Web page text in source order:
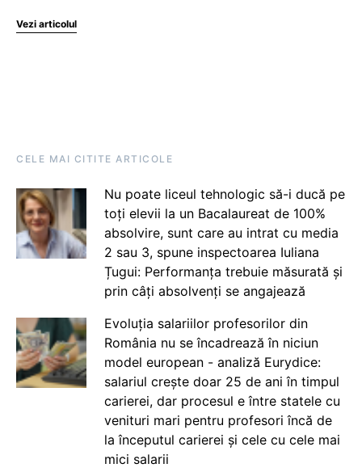
Vezi articolul
CELE MAI CITITE ARTICOLE
Nu poate liceul tehnologic să-i ducă pe
toți elevii la un Bacalaureat de 100%
absolvire, sunt care au intrat cu media
2 sau 3, spune inspectoarea Iuliana
Țugui: Performanța trebuie măsurată și
prin câți absolvenți se angajează
Evoluția salariilor profesorilor din
România nu se încadrează în niciun
model european - analiză Eurydice:
salariul crește doar 25 de ani în timpul
carierei, dar procesul e între statele cu
venituri mari pentru profesori încă de
la începutul carierei și cele cu cele mai
mici salarii